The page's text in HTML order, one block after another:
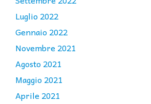
Luglio 2022
Gennaio 2022
Novembre 2021
Agosto 2021
Maggio 2021
Aprile 2021